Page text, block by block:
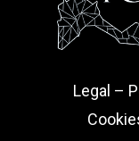
Legal –